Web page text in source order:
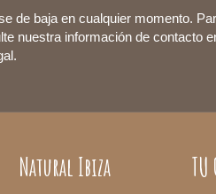
de baja en cualquier momento.
nuestra información de contacto
Natural Ibiza TU